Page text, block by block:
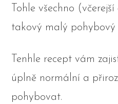
Tohle všechno
takový malý pohybový
Tenhle recept vám
úplně normální a
pohybovat.